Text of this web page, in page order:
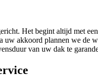
Het begint altijd met
uw akkoord plannen we de
van uw dak te